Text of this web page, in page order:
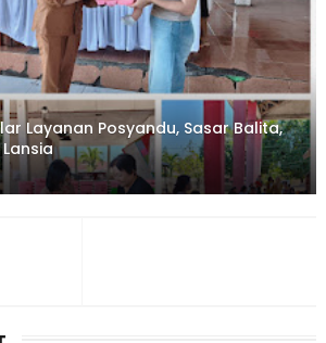
Layanan Posyandu, Sasar Balita,